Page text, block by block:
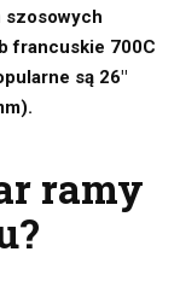
szosowych
francuskie 700C
są 26″
ramy